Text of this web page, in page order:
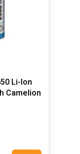
Li-Ion
Camelion